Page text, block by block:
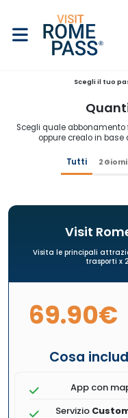
Scegli il tuo
Scegli quale abbonamento
oppure crealo in base
Tutti 2 Giorni
Visit
Visita le principali
trasporti x
69.90€
Cosa
App con
Servizio